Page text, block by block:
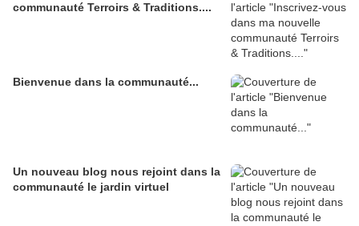
communauté Terroirs & Traditions....
Bienvenue dans la communauté...
Un nouveau blog nous rejoint dans la
communauté le jardin virtuel